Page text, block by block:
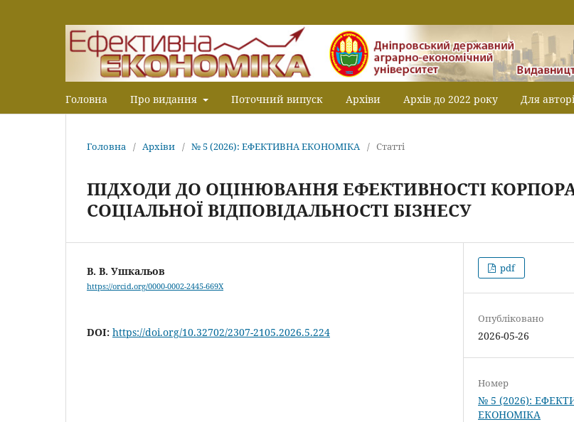
Головна Про видання Поточний випуск Архіви Архів до 2022 року Для
Головна / Архіви / № 5 (2026): ЕФЕКТИВНА ЕКОНОМІКА / Статті
ПІДХОДИ ДО ОЦІНЮВАННЯ ЕФЕКТИВНОСТІ
СОЦІАЛЬНОЇ ВІДПОВІДАЛЬНОСТІ БІЗНЕСУ
В. В. Ушкальов
https://orcid.org/0000-0002-2445-669X
DOI: https://doi.org/10.32702/2307-2105.2026.5.224
pdf
Опубліковано
2026-05-26
Номер
№ 5 (2026):
ЕКОНОМІКА